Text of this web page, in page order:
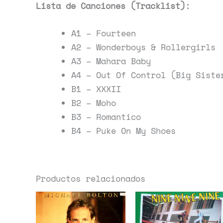
Lista de Canciones (Tracklist):
A1 – Fourteen
A2 – Wonderboys & Rollergirls
A3 – Mahara Baby
A4 – Out Of Control (Big
B1 – XXXII
B2 – Moho
B3 – Romantico
B4 – Puke On My Shoes
Productos relacionados